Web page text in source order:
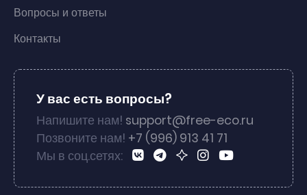
Вопросы и ответы
Контакты
У вас есть вопросы?
Напишите нам! support@free-eco.ru
Позвоните нам! +7 (996) 913 41 71
Мы в соц.сетях: